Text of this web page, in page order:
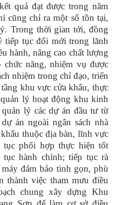
quả đạt được trong năm
cũng chỉ ra một số tồn tại,
Trong thời gian tới, đồng
tiếp tục đổi mới trong lãnh
hành, nâng cao chất lượng
chức năng, nhiệm vụ được
nhiệm trong chỉ đạo, triển
khu vực cửa khẩu, thực
lý hoạt động khu kinh
lý các dự án đầu tư từ
án ngoài ngân sách nhà
thuộc địa bàn, lĩnh vực
phối hợp thực hiện tốt
hành chính; tiếp tục rà
đảm bảo tinh gọn, phù
thành việc tham mưu điều
chung xây dựng Khu